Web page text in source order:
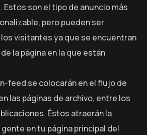
Estos son el tipo de anuncio más
pero pueden ser
visitantes ya que se encuentran
la página en la que están
feed se colocarán en el flujo de
las páginas de archivo, entre los
Éstos atraerán la
en tu página principal del